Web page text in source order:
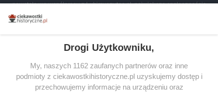
powstała we współpracy z Lubimyczytac.pl, największą społecznością
miłośników literatury w Polsce – dzięki temu możesz wybierać spośród
tytułów najwyżej ocenianych przez czytelników.
SERWIS
Drogi Użytkowniku,
My, naszych 1162 zaufanych partnerów oraz inne
podmioty z ciekawostkihistoryczne.pl uzyskujemy dostęp i
przechowujemy informacje na urządzeniu oraz